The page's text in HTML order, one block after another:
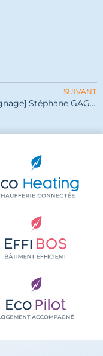
SUIVANT
[Témoignage] Stéphane GAGNAT, Président d’OGGA.